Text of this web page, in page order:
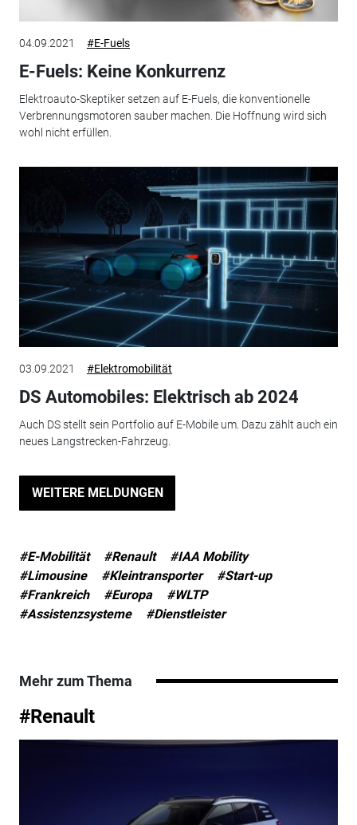
04.09.2021 #E-Fuels
E-Fuels: Keine Konkurrenz
Elektroauto-Skeptiker setzen auf E-Fuels, die konventionelle
Verbrennungsmotoren sauber machen. Die Hoffnung wird sich
wohl nicht erfüllen.
03.09.2021 #Elektromobilität
DS Automobiles: Elektrisch ab 2024
Auch DS stellt sein Portfolio auf E-Mobile um. Dazu zählt auch ein
neues Langstrecken-Fahrzeug.
WEITERE MELDUNGEN
#E-Mobilität #Renault
#IAA Mobility
#Limousine
#Kleintransporter
#Start-up
#Frankreich
#Europa
#WLTP
#Assistenzsysteme
#Dienstleister
Mehr zum Thema
#Renault